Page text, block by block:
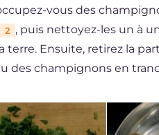
vous des
2 , puis nettoyez-les un à
terre. Ensuite, retirez la
des champignons en